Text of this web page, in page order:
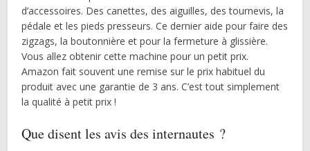
d’accessoires. Des canettes, des aiguilles, des tournevis, la
pédale et les pieds presseurs. Ce dernier aide pour faire des
zigzags, la boutonnière et pour la fermeture à glissière.
Vous allez obtenir cette machine pour un petit prix.
Amazon fait souvent une remise sur le prix habituel du
produit avec une garantie de 3 ans. C’est tout simplement
la qualité à petit prix !
Que disent les avis des internautes ?